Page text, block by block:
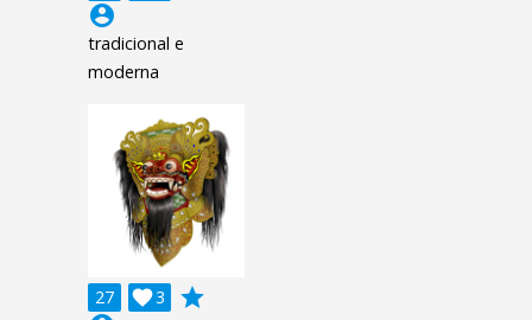
account_circle
tradicional e
moderna
27 3

grade